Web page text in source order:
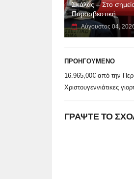
Σκάλας – Στο
Πυροσβεστική
Αύγουστος 04,
ΠΡΟΗΓΟΥΜΕΝΟ
16.965,00€ από την
Χριστουγεννιάτικες
ΓΡΑΨΤΕ ΤΟ